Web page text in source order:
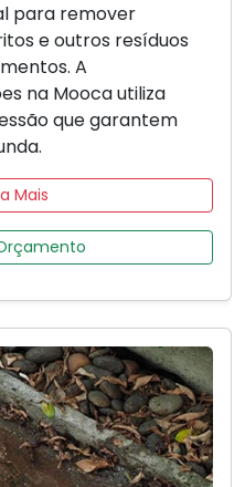
para remover
e outros resíduos
A
na Mooca utiliza
que garantem
Mais